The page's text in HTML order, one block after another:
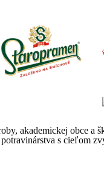
akademickej obce a
s cieľom